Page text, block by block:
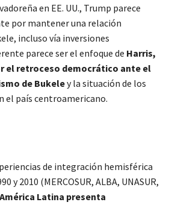
en EE. UU., Trump parece
por mantener una relación
incluso vía inversiones
parece ser el enfoque de Harris,
el retroceso democrático ante el
de Bukeley la situación de los
el país centroamericano.
de integración hemisférica
y 2010 (MERCOSUR, ALBA, UNASUR,
América Latina presenta